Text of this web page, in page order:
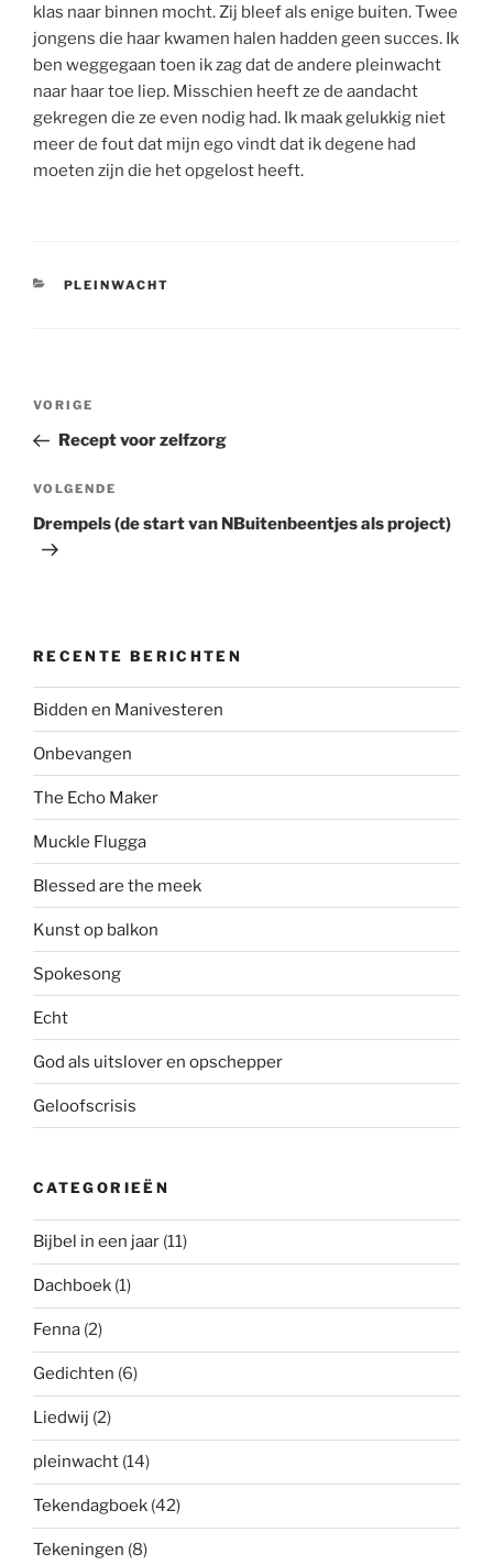
klas naar binnen mocht. Zij bleef als enige buiten. Twee
jongens die haar kwamen halen hadden geen succes. Ik
ben weggegaan toen ik zag dat de andere pleinwacht
naar haar toe liep. Misschien heeft ze de aandacht
gekregen die ze even nodig had. Ik maak gelukkig niet
meer de fout dat mijn ego vindt dat ik degene had
moeten zijn die het opgelost heeft.
CATEGORIEËN
PLEINWACHT
Bericht
Vorig
bericht
VORIGE
Recept voor zelfzorg
Volgend
bericht
VOLGENDE
Drempels (de start van NBuitenbeentjes als project)
RECENTE BERICHTEN
Bidden en Manivesteren
Onbevangen
The Echo Maker
Muckle Flugga
Blessed are the meek
Kunst op balkon
Spokesong
Echt
God als uitslover en opschepper
Geloofscrisis
CATEGORIEËN
Bijbel in een jaar (11)
Dachboek (1)
Fenna (2)
Gedichten (6)
Liedwij (2)
pleinwacht (14)
Tekendagboek (42)
Tekeningen (8)